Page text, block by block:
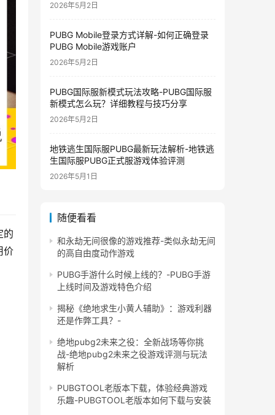
的
价
2026年5月2日
PUBG Mobile登录方式详解-如何正确登录
PUBG Mobile游戏账户
2026年5月2日
PUBG国际服新模式玩法攻略-PUBG国际服
新模式怎么玩？详细教程与技巧分享
2026年5月2日
地铁逃生国际服PUBG最新玩法解析-地铁逃
生国际服PUBG正式服游戏体验评测
2026年5月1日
随便看看
和永劫无间很像的游戏推荐-类似永劫无间
的高自由度动作游戏
PUBG手游什么时候上线的？-PUBG手游
上线时间及游戏特色介绍
揭秘《绝地求生小黄人辅助》：游戏利器
还是作弊工具？-
绝地pubg2未来之役：全新战场等你挑
战-绝地pubg2未来之役游戏评测与玩法
解析
PUBGTOOL老版本下载，体验经典游戏
乐趣-PUBGTOOL老版本如何下载与安装